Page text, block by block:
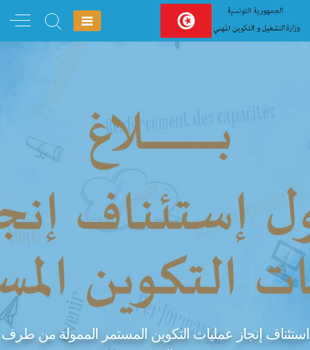
استئناف إنجاز عمليات التكوين المستمر الممولة من طرف